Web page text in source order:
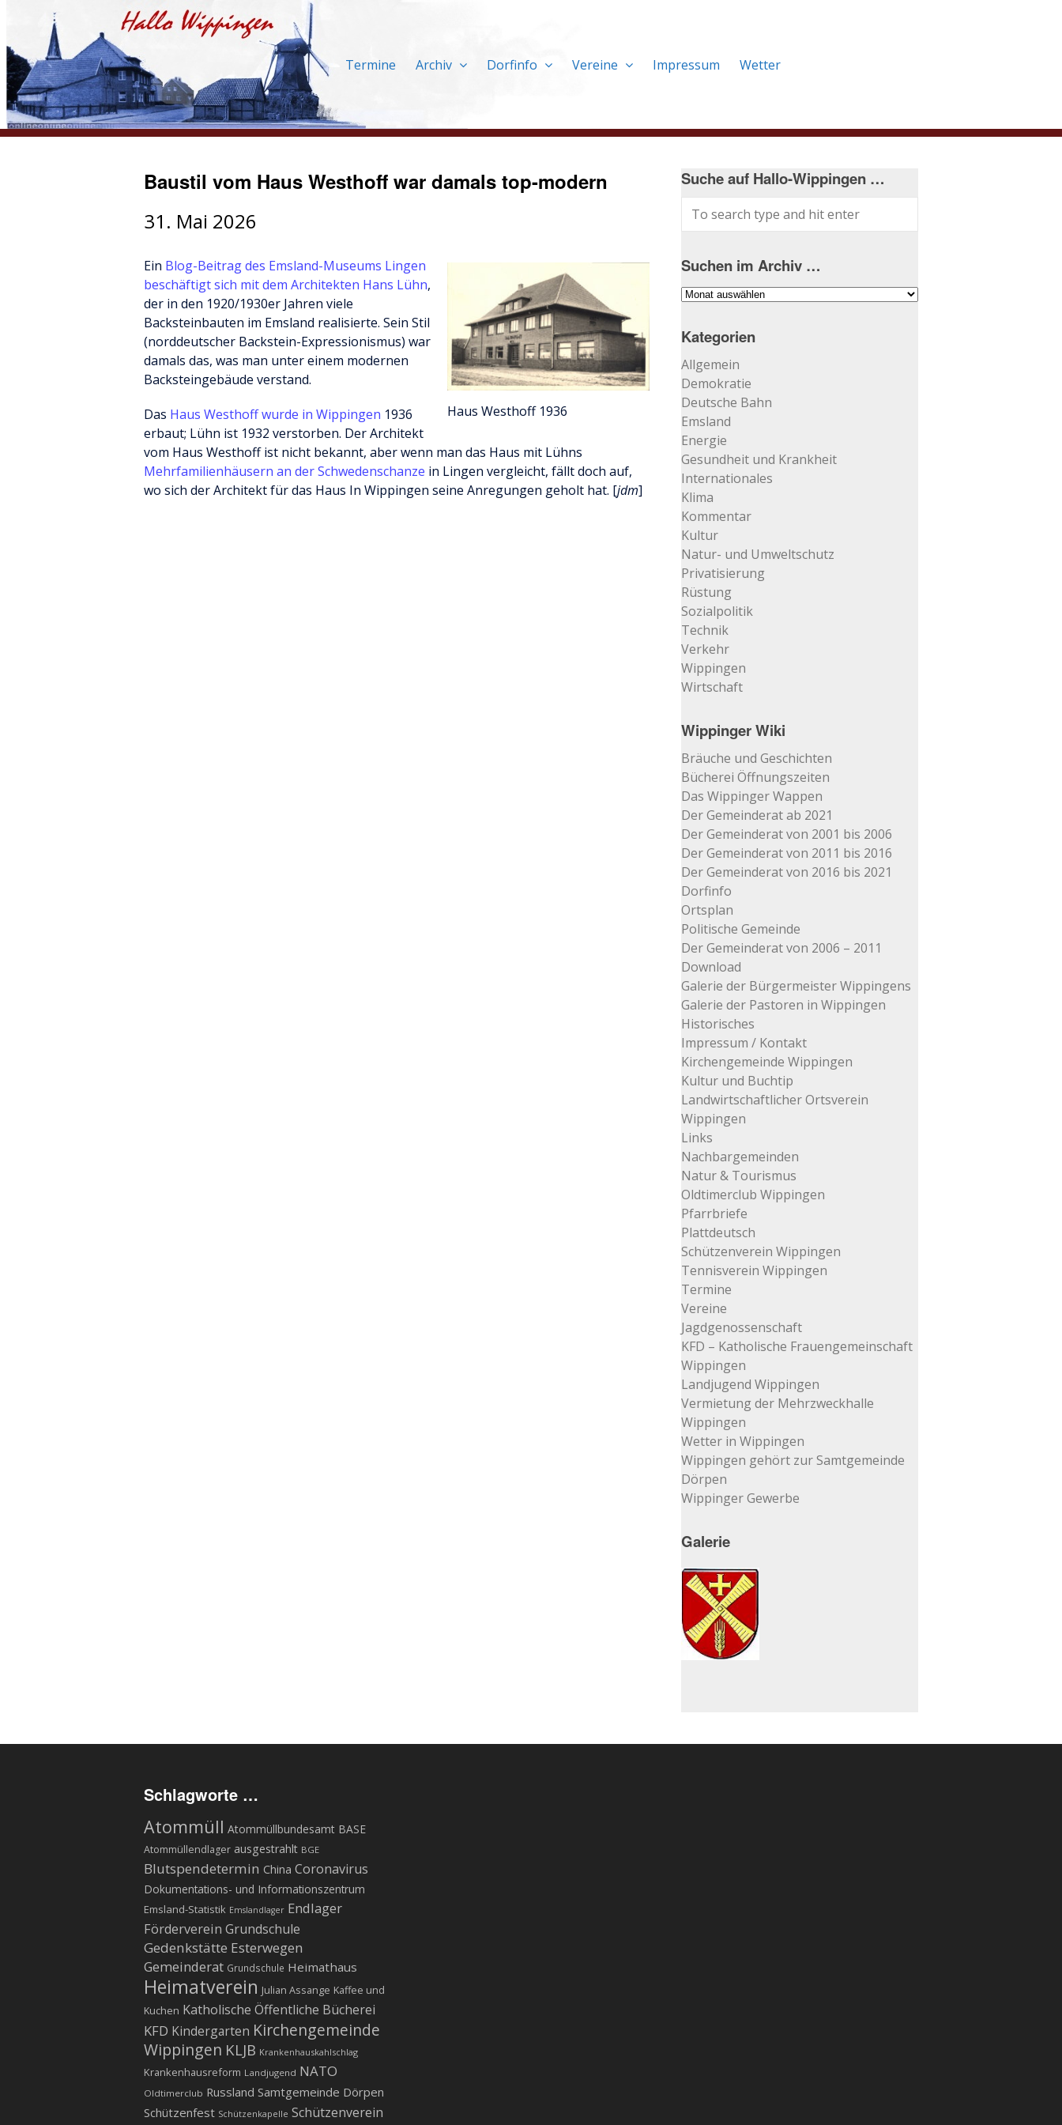
Termine Archiv Dorfinfo Vereine Impressum Wetter
Baustil vom Haus Westhoff war damals top-modern
31. Mai 2026
Haus Westhoff 1936
Ein Blog-Beitrag des Emsland-Museums Lingen
beschäftigt sich mit dem Architekten Hans Lühn,
der in den 1920/1930er Jahren viele
Backsteinbauten im Emsland realisierte. Sein Stil
(norddeutscher Backstein-Expressionismus) war
damals das, was man unter einem modernen
Backsteingebäude verstand.
Das Haus Westhoff wurde in Wippingen 1936
erbaut; Lühn ist 1932 verstorben. Der Architekt
vom Haus Westhoff ist nicht bekannt, aber wenn man das Haus mit Lühns
Mehrfamilienhäusern an der Schwedenschanze in Lingen vergleicht, fällt doch auf,
wo sich der Architekt für das Haus In Wippingen seine Anregungen geholt hat. [jdm]
Suche auf Hallo-Wippingen …
Suchen im Archiv …
Suchen
Archiv
Kategorien
Allgemein
Demokratie
Deutsche Bahn
Emsland
Energie
Gesundheit und Krankheit
Internationales
Klima
Kommentar
Kultur
Natur- und Umweltschutz
Privatisierung
Rüstung
Sozialpolitik
Technik
Verkehr
Wippingen
Wirtschaft
Wippinger Wiki
Bräuche und Geschichten
Bücherei Öffnungszeiten
Das Wippinger Wappen
Der Gemeinderat ab 2021
Der Gemeinderat von 2001 bis 2006
Der Gemeinderat von 2011 bis 2016
Der Gemeinderat von 2016 bis 2021
Dorfinfo
Ortsplan
Politische Gemeinde
Der Gemeinderat von 2006 – 2011
Download
Galerie der Bürgermeister Wippingens
Galerie der Pastoren in Wippingen
Historisches
Impressum / Kontakt
Kirchengemeinde Wippingen
Kultur und Buchtip
Landwirtschaftlicher Ortsverein
Wippingen
Links
Nachbargemeinden
Natur & Tourismus
Oldtimerclub Wippingen
Pfarrbriefe
Plattdeutsch
Schützenverein Wippingen
Tennisverein Wippingen
Termine
Vereine
Jagdgenossenschaft
KFD – Katholische Frauengemeinschaft
Wippingen
Landjugend Wippingen
Vermietung der Mehrzweckhalle
Wippingen
Wetter in Wippingen
Wippingen gehört zur Samtgemeinde
Dörpen
Wippinger Gewerbe
Galerie
Schlagworte …
Atommüll Atommüllbundesamt BASE
Atommüllendlager ausgestrahlt BGE
Blutspendetermin China Coronavirus
Dokumentations- und Informationszentrum
Emsland-Statistik Emslandlager Endlager
Förderverein Grundschule
Gedenkstätte Esterwegen
Gemeinderat Grundschule Heimathaus
Heimatverein Julian Assange Kaffee und
Kuchen Katholische Öffentliche Bücherei
KFD Kindergarten Kirchengemeinde
Wippingen KLJB Krankenhauskahlschlag
Krankenhausreform Landjugend NATO
Oldtimerclub Russland Samtgemeinde Dörpen
Schützenfest Schützenkapelle Schützenverein